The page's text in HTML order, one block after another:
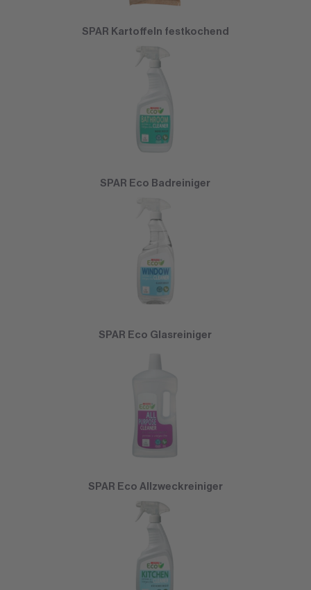
SPAR Kartoffeln festkochend
SPAR Eco Badreiniger
SPAR Eco Glasreiniger
SPAR Eco Allzweckreiniger